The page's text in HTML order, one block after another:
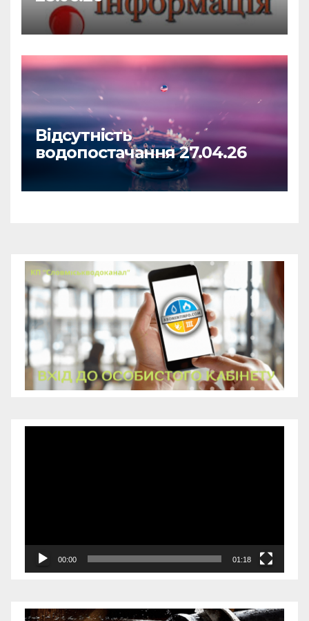
Відсутність
водопостачання 27.04.26
00:00 01:18